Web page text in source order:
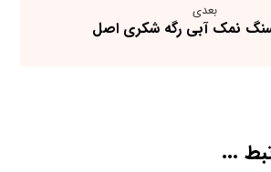
بعدی
نمک آبی رگه شکری اصل
...